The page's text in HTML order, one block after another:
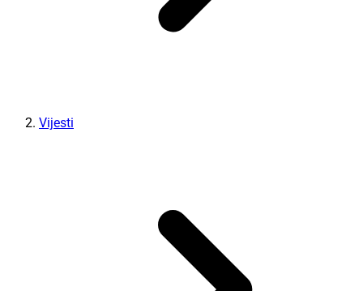
Vijesti